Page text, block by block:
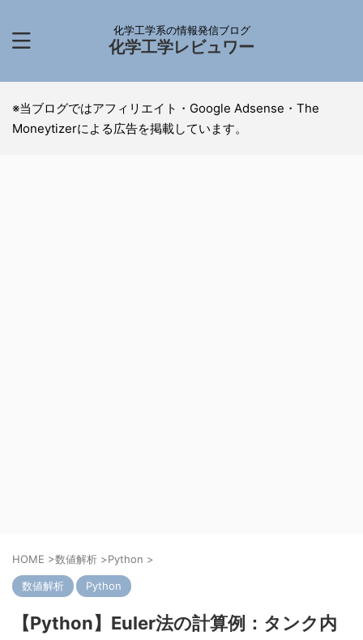
化学工学系の情報発信ブログ
化学工学レビュワー
※当ブログではアフィリエイト・Google Adsense・The
Moneytizerによる広告を掲載しています。
HOME >数値解析 >Python >
数値解析 Python
【Python】Euler法の計算例：タンク内